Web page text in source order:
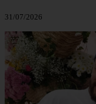
31/07/2026